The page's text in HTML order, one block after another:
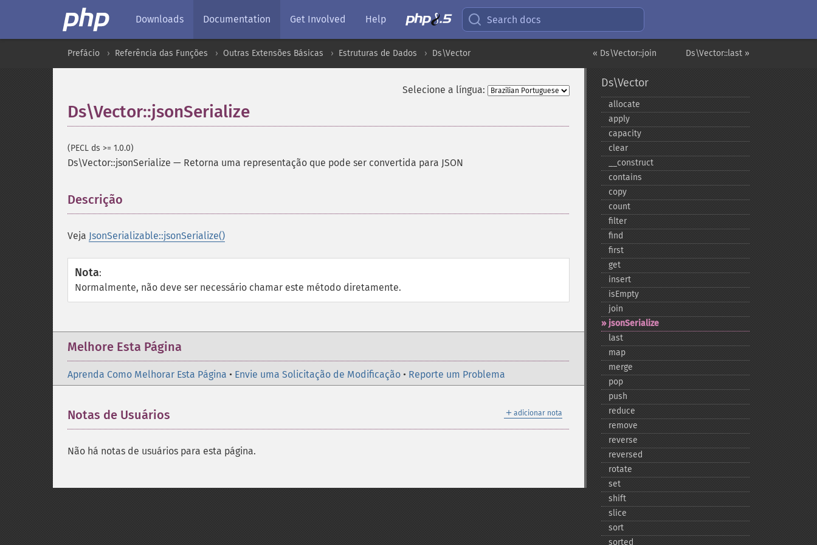
Downloads Documentation Get Involved Help Search docs
Ds\Vector::last »
« Ds\Vector::join
Prefácio Referência das Funções Outras Extensões Básicas Estruturas de Dados Ds\Vector
Selecione a língua:
Ds\Vector::jsonSerialize
(PECL ds >= 1.0.0)
Ds\Vector::jsonSerialize — Retorna uma representação que pode ser convertida para JSON
Descrição
Veja JsonSerializable::jsonSerialize()
Nota:
Normalmente, não deve ser necessário chamar este método diretamente.
Melhore Esta Página
Aprenda Como Melhorar Esta Página • Envie uma Solicitação de Modificação • Reporte um Problema
＋ adicionar nota
Notas de Usuários
Não há notas de usuários para esta página.
Ds\Vector
allocate
apply
capacity
clear
_​_​construct
contains
copy
count
filter
find
first
get
insert
isEmpty
join
jsonSerialize
last
map
merge
pop
push
reduce
remove
reverse
reversed
rotate
set
shift
slice
sort
sorted